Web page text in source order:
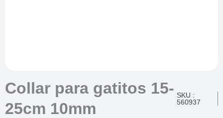
Collar para gatitos 15-
25cm 10mm
SKU :
560937